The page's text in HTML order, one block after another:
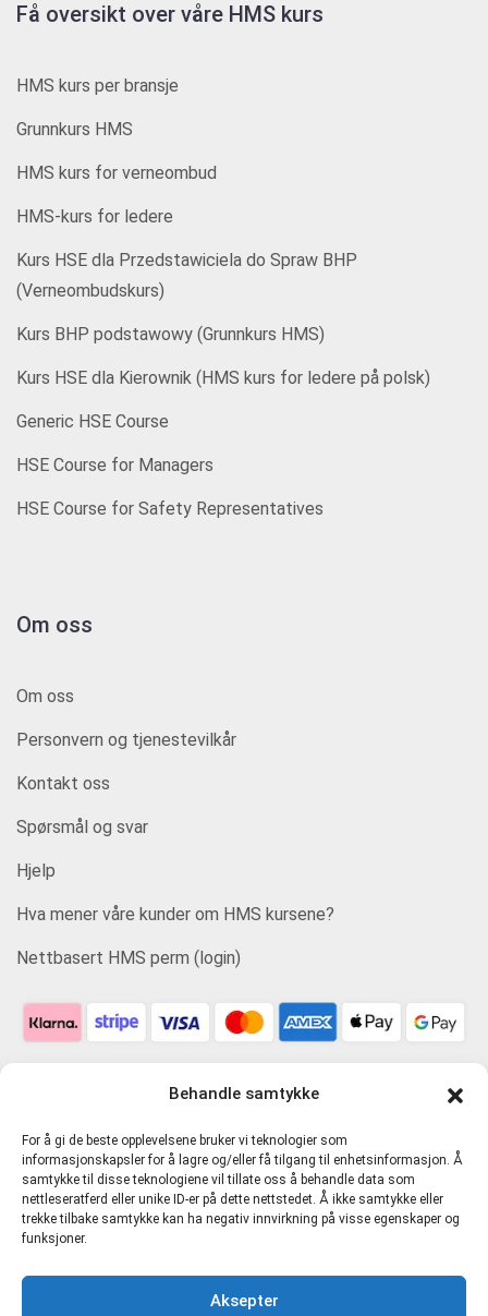
Behandle samtykke
For å gi de beste opplevelsene bruker vi teknologier som
informasjonskapsler for å lagre og/eller få tilgang til enhetsinformasjon. Å
samtykke til disse teknologiene vil tillate oss å behandle data som
nettleseratferd eller unike ID-er på dette nettstedet. Å ikke samtykke eller
trekke tilbake samtykke kan ha negativ innvirkning på visse egenskaper og
funksjoner.
Aksepter
Få oversikt over våre HMS kurs
HMS kurs per bransje
Grunnkurs HMS
HMS kurs for verneombud
HMS-kurs for ledere
Kurs HSE dla Przedstawiciela do Spraw BHP
(Verneombudskurs)
Kurs BHP podstawowy (Grunnkurs HMS)
Kurs HSE dla Kierownik (HMS kurs for ledere på polsk)
Generic HSE Course
HSE Course for Managers
HSE Course for Safety Representatives
Om oss
Om oss
Personvern og tjenestevilkår
Kontakt oss
Spørsmål og svar
Hjelp
Hva mener våre kunder om HMS kursene?
Nettbasert HMS perm (login)
Personvern og tjenestevilkår